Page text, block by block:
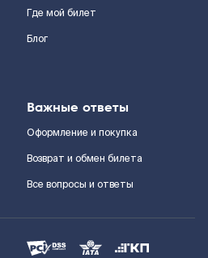
Где мой билет
Блог
Важные ответы
Оформление и покупка
Возврат и обмен билета
Все вопросы и ответы